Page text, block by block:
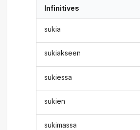
Infinitives
sukia
sukiakseen
sukiessa
sukien
sukimassa